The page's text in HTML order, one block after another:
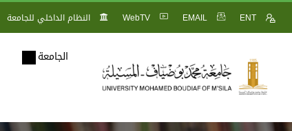
ENT
EMAIL
WebTV النظام الداخلي للجامعة
الجامعة